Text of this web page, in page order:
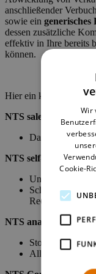
anschließender
sowie ein
dessen zusätzliche
effektiv in Ihre bereits
können.
Hier ein kurzer
NTS sales
Datenanhänge
NTS self-service
Unkompliziertes
Schnelles und
Rechnungen
NTS analytics
Stores als
Alle relevanten
Wir
Cookie-